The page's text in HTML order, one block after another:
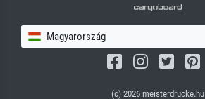
Magyarország
(c) 2026 meisterdrucke.hu